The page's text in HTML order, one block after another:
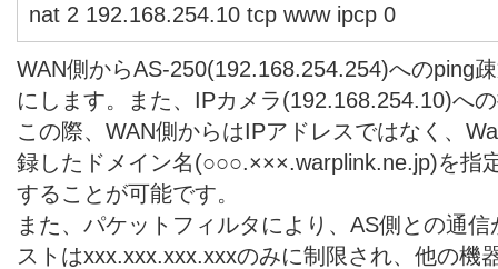
nat 2 192.168.254.10 tcp www ipcp 0
WAN側からAS-250(192.168.254.254)へのping
にします。また、IPカメラ(192.168.254.10)へ
この際、WAN側からはIPアドレスではなく、
録したドメイン名(○○○.×××.warplink.ne.jp)を指
することが可能です。
また、パケットフィルタにより、AS側との通
ストはxxx.xxx.xxx.xxxのみに制限され、他の機